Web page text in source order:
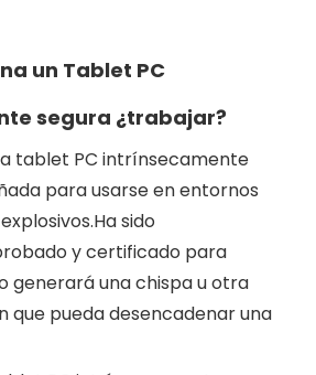
un Tablet PC
segura ¿trabajar?
tablet PC intrínsecamente
para usarse en entornos
sido
y certificado para
generará una chispa u otra
que pueda desencadenar una